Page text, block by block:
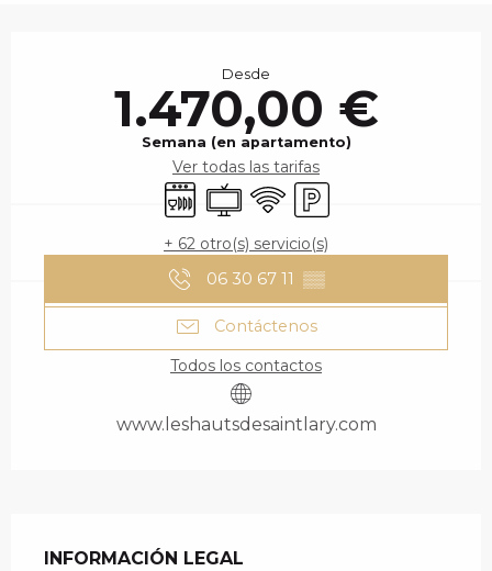
Desde
1.470,00 €
Semana (en apartamento)
Ver todas las tarifas
Lavavajillas
Televisión
Wifi Aparcamiento
+ 62 otro(s) servicio(s)
06 30 67 11 ▒▒
Contáctenos
Todos los contactos
www.leshautsdesaintlary.com
INFORMACIÓN LEGAL
INFORMACIÓN LEGAL